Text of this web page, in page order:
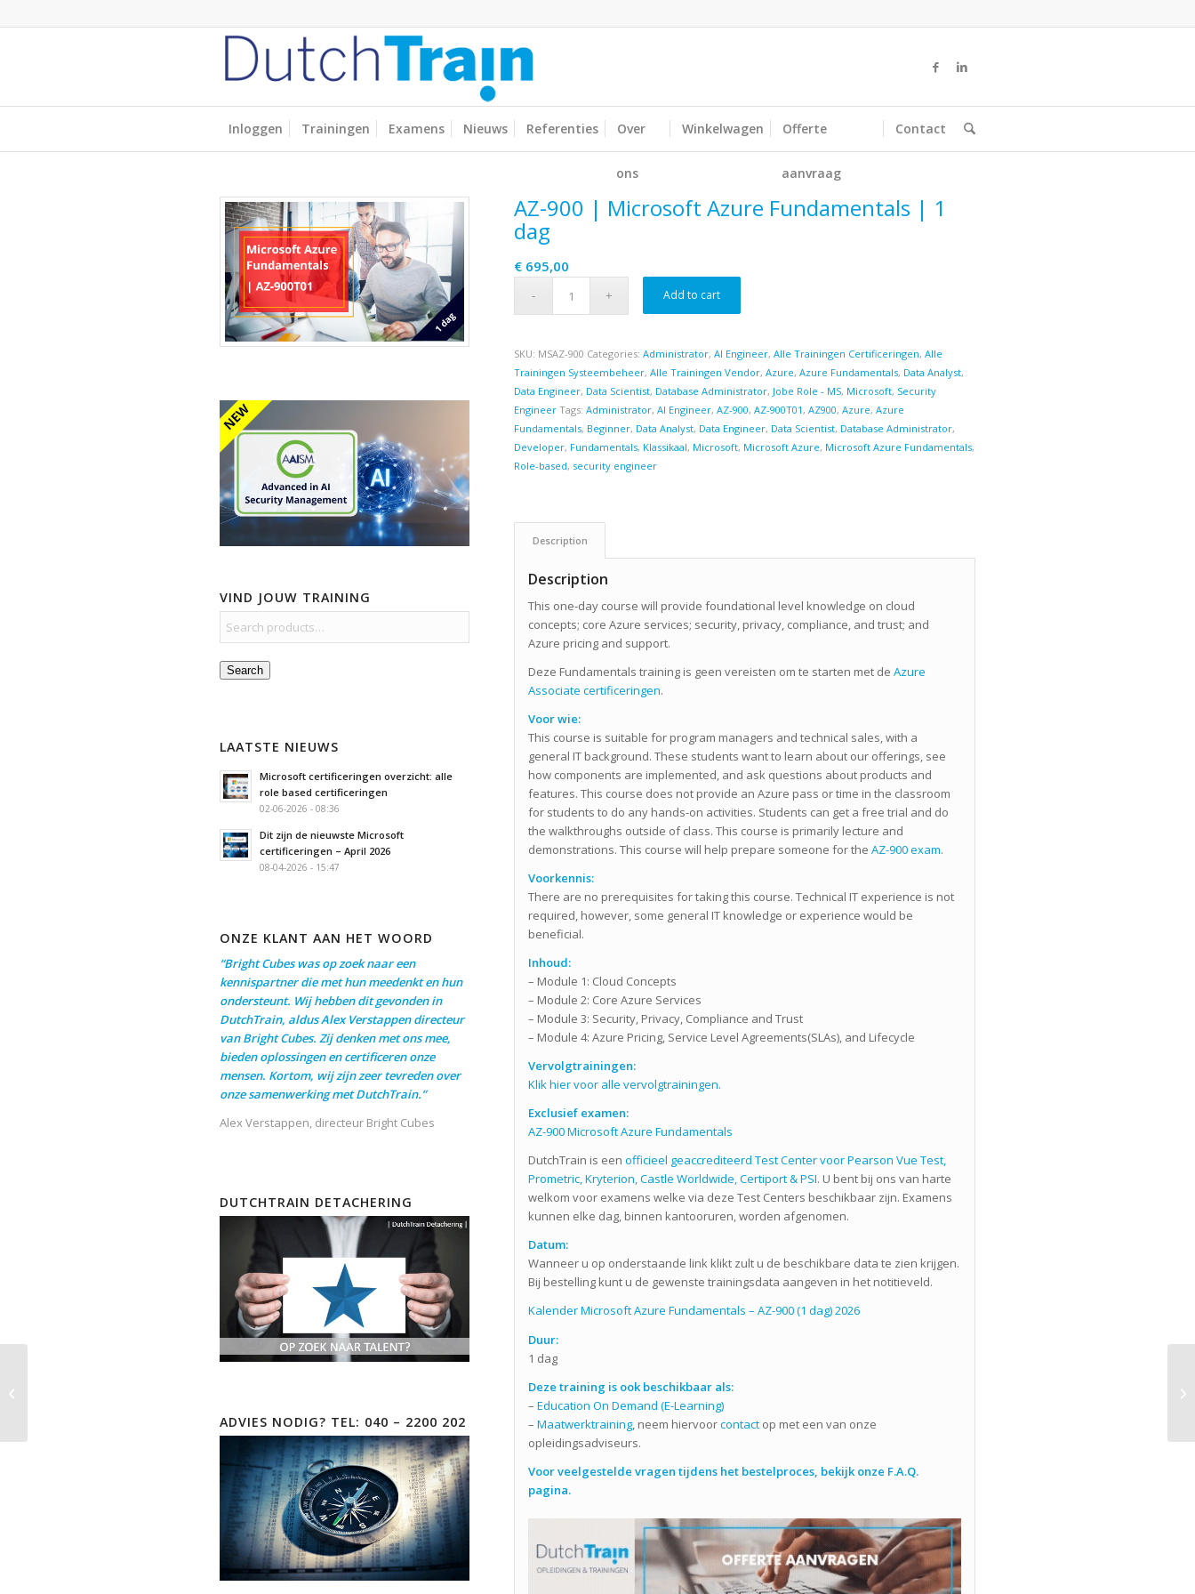
Inloggen Trainingen Examens Nieuws Referenties Over
ons
Winkelwagen Offerte
aanvraag
Contact
VIND JOUW TRAINING
Search
LAATSTE NIEUWS
Microsoft certificeringen overzicht: alle
role based certificeringen
02-06-2026 - 08:36
Dit zijn de nieuwste Microsoft
certificeringen – April 2026
08-04-2026 - 15:47
ONZE KLANT AAN HET WOORD
“Bright Cubes was op zoek naar een
kennispartner die met hun meedenkt en hun
ondersteunt. Wij hebben dit gevonden in
DutchTrain, aldus Alex Verstappen directeur
van Bright Cubes. Zij denken met ons mee,
bieden oplossingen en certificeren onze
mensen. Kortom, wij zijn zeer tevreden over
onze samenwerking met DutchTrain.”
Alex Verstappen, directeur Bright Cubes
DUTCHTRAIN DETACHERING
ADVIES NODIG? TEL: 040 – 2200 202
AZ-900 | Microsoft Azure Fundamentals | 1
dag
€695,00
Add to cart
SKU: MSAZ-900 Categories: Administrator, AI Engineer, Alle Trainingen Certificeringen, Alle
Trainingen Systeembeheer, Alle Trainingen Vendor, Azure, Azure Fundamentals, Data Analyst,
Data Engineer, Data Scientist, Database Administrator, Jobe Role - MS, Microsoft, Security
Engineer Tags: Administrator, AI Engineer, AZ-900, AZ-900T01, AZ900, Azure, Azure
Fundamentals, Beginner, Data Analyst, Data Engineer, Data Scientist, Database Administrator,
Developer, Fundamentals, Klassikaal, Microsoft, Microsoft Azure, Microsoft Azure Fundamentals,
Role-based, security engineer
Description
Description
This one-day course will provide foundational level knowledge on cloud
concepts; core Azure services; security, privacy, compliance, and trust; and
Azure pricing and support.
Deze Fundamentals training is geen vereisten om te starten met de Azure
Associate certificeringen.
Voor wie:
This course is suitable for program managers and technical sales, with a
general IT background. These students want to learn about our offerings, see
how components are implemented, and ask questions about products and
features. This course does not provide an Azure pass or time in the classroom
for students to do any hands-on activities. Students can get a free trial and do
the walkthroughs outside of class. This course is primarily lecture and
demonstrations. This course will help prepare someone for the AZ-900 exam.
Voorkennis:
There are no prerequisites for taking this course. Technical IT experience is not
required, however, some general IT knowledge or experience would be
beneficial.
Inhoud:
– Module 1: Cloud Concepts
– Module 2: Core Azure Services
– Module 3: Security, Privacy, Compliance and Trust
– Module 4: Azure Pricing, Service Level Agreements(SLAs), and Lifecycle
Vervolgtrainingen:
Klik hier voor alle vervolgtrainingen.
Exclusief examen:
AZ-900 Microsoft Azure Fundamentals
DutchTrain is een officieel geaccrediteerd Test Center voor Pearson Vue Test,
Prometric, Kryterion, Castle Worldwide, Certiport & PSI. U bent bij ons van harte
welkom voor examens welke via deze Test Centers beschikbaar zijn. Examens
kunnen elke dag, binnen kantooruren, worden afgenomen.
Datum:
Wanneer u op onderstaande link klikt zult u de beschikbare data te zien krijgen.
Bij bestelling kunt u de gewenste trainingsdata aangeven in het notitieveld.
Kalender Microsoft Azure Fundamentals – AZ-900 (1 dag) 2026
Duur:
1 dag
Deze training is ook beschikbaar als:
– Education On Demand (E-Learning)
– Maatwerktraining, neem hiervoorcontactop met een van onze
opleidingsadviseurs.
Voor veelgestelde vragen tijdens het bestelproces, bekijk onze F.A.Q.
pagina.